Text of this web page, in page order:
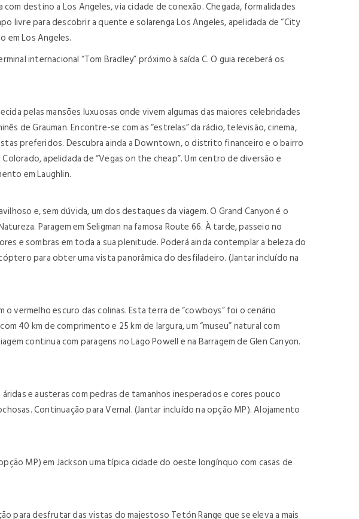
destino a Los Angeles, via cidade de conexão. Chegada, formalidades
livre para descobrir a quente e solarenga Los Angeles, apelidada de “City
em Los Angeles.
internacional “Tom Bradley” próximo à saída C. O guia receberá os
pelas mansões luxuosas onde vivem algumas das maiores celebridades
de Grauman. Encontre-se com as “estrelas” da rádio, televisão, cinema,
preferidos. Descubra ainda a Downtown, o distrito financeiro e o bairro
apelidada de “Vegas on the cheap”. Um centro de diversão e
em Laughlin.
e, sem dúvida, um dos destaques da viagem. O Grand Canyon é o
Paragem em Seligman na famosa Route 66. À tarde, passeio no
e sombras em toda a sua plenitude. Poderá ainda contemplar a beleza do
para obter uma vista panorâmica do desfiladeiro. (Jantar incluído na
vermelho escuro das colinas. Esta terra de “cowboys” foi o cenário
40 km de comprimento e 25 km de largura, um “museu” natural com
continua com paragens no Lago Powell e na Barragem de Glen Canyon.
e austeras com pedras de tamanhos inesperados e cores pouco
Continuação para Vernal. (Jantar incluído na opção MP). Alojamento
MP) em Jackson uma típica cidade do oeste longínquo com casas de
para desfrutar das vistas do majestoso Tetón Range que se eleva a mais